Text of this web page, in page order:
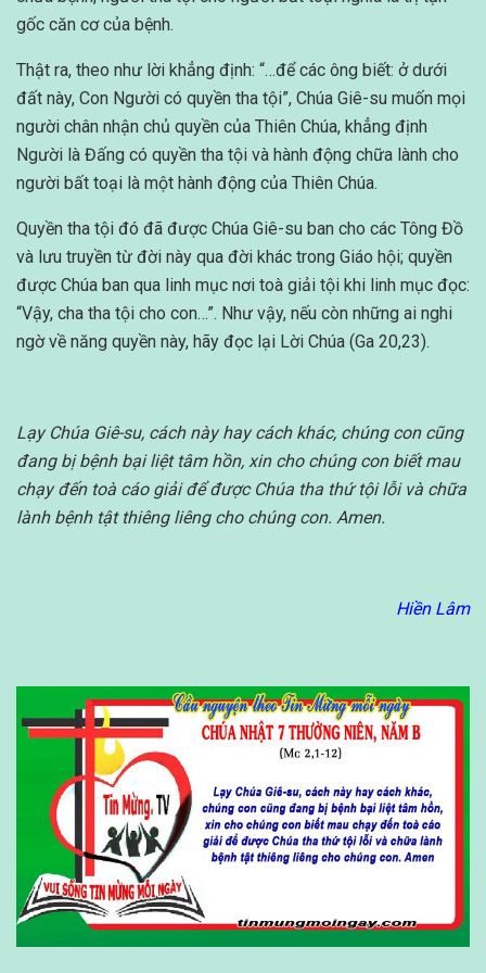
gốc căn cơ của bệnh.
Thật ra, theo như lời khẳng định: “…để các ông biết: ở dưới
đất này, Con Người có quyền tha tội”, Chúa Giê-su muốn mọi
người chân nhận chủ quyền của Thiên Chúa, khẳng định
Người là Đấng có quyền tha tội và hành động chữa lành cho
người bất toại là một hành động của Thiên Chúa.
Quyền tha tội đó đã được Chúa Giê-su ban cho các Tông Đồ
và lưu truyền từ đời này qua đời khác trong Giáo hội; quyền
được Chúa ban qua linh mục nơi toà giải tội khi linh mục đọc:
“Vậy, cha tha tội cho con…”. Như vậy, nếu còn những ai nghi
ngờ về năng quyền này, hãy đọc lại Lời Chúa (Ga 20,23).
Lạy Chúa Giê-su, cách này hay cách khác, chúng con cũng
đang bị bệnh bại liệt tâm hồn, xin cho chúng con biết mau
chạy đến toà cáo giải để được Chúa tha thứ tội lỗi và chữa
lành bệnh tật thiêng liêng cho chúng con. Amen.
Hiền Lâm